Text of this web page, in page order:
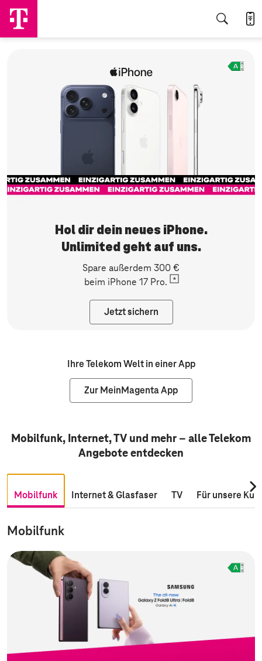
Hol dir dein neues iPhone.
Unlimited geht auf uns.
Spare außerdem 300 €
beim iPhone 17 Pro.
Jetzt sichern
Ihre Telekom Welt in einer App
Zur MeinMagenta App
Mobilfunk, Internet, TV und mehr – alle Telekom
Angebote entdecken
Mobilfunk Internet & Glasfaser TV Für unsere
Mobilfunk